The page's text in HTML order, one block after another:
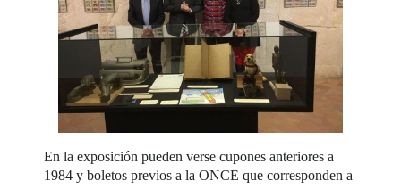
En la exposición pueden verse cupones anteriores a
1984 y boletos previos a la ONCE que corresponden a